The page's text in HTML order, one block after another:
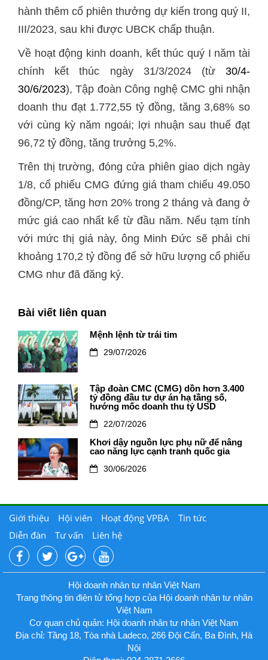
hành thêm cổ phiên thưởng dự kiến trong quý II,
III/2023, sau khi được UBCK chấp thuận.
Về hoạt động kinh doanh, kết thúc quý I năm tài
chính kết thúc ngày 31/3/2024 (từ 30/4-
30/6/2023), Tập đoàn Công nghệ CMC ghi nhận
doanh thu đạt 1.772,55 tỷ đồng, tăng 3,68% so
với cùng kỳ năm ngoái; lợi nhuận sau thuế đạt
96,72 tỷ đồng, tăng trưởng 5,2%.
Trên thị trường, đóng cửa phiên giao dịch ngày
1/8, cổ phiếu CMG đứng giá tham chiếu 49.050
đồng/CP, tăng hơn 20% trong 2 tháng và đang ở
mức giá cao nhất kể từ đầu năm. Nếu tạm tính
với mức thị giá này, ông Minh Đức sẽ phải chi
khoảng 170,2 tỷ đồng để sở hữu lượng cổ phiếu
CMG như đã đăng ký.
Bài viết liên quan
Mệnh lệnh từ trái tim
29/07/2026
Tập đoàn CMC (CMG) dồn hơn 3.400
tỷ đồng đầu tư dự án hạ tầng số,
hướng mốc doanh thu tỷ USD
22/07/2026
Khơi dậy nguồn lực phụ nữ để nâng
cao năng lực cạnh tranh quốc gia
30/06/2026
Giới thiệu Hội viên Hoạt động VPBA
Tin tức
Diễn đàn
Tư vấn Liên hệ
Hội doanh nhân tư nhân Việt Nam
Trang thông tin điện tử tổng hợp của Hội doanh nhân tư nhân
Việt Nam
Cơ quan chủ quản: Hội doanh nhân tư nhân Việt Nam
Địa chỉ: Tầng 18, Tòa nhà Ladeco, 266 Đội Cấn, Ba Đình, Hà
Nội